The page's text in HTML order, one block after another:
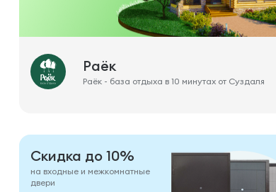
Раёк
Раёк - база отдыха в 10 минутах от Суздаля
Скидка до 10%
на входные и межкомнатные
двери